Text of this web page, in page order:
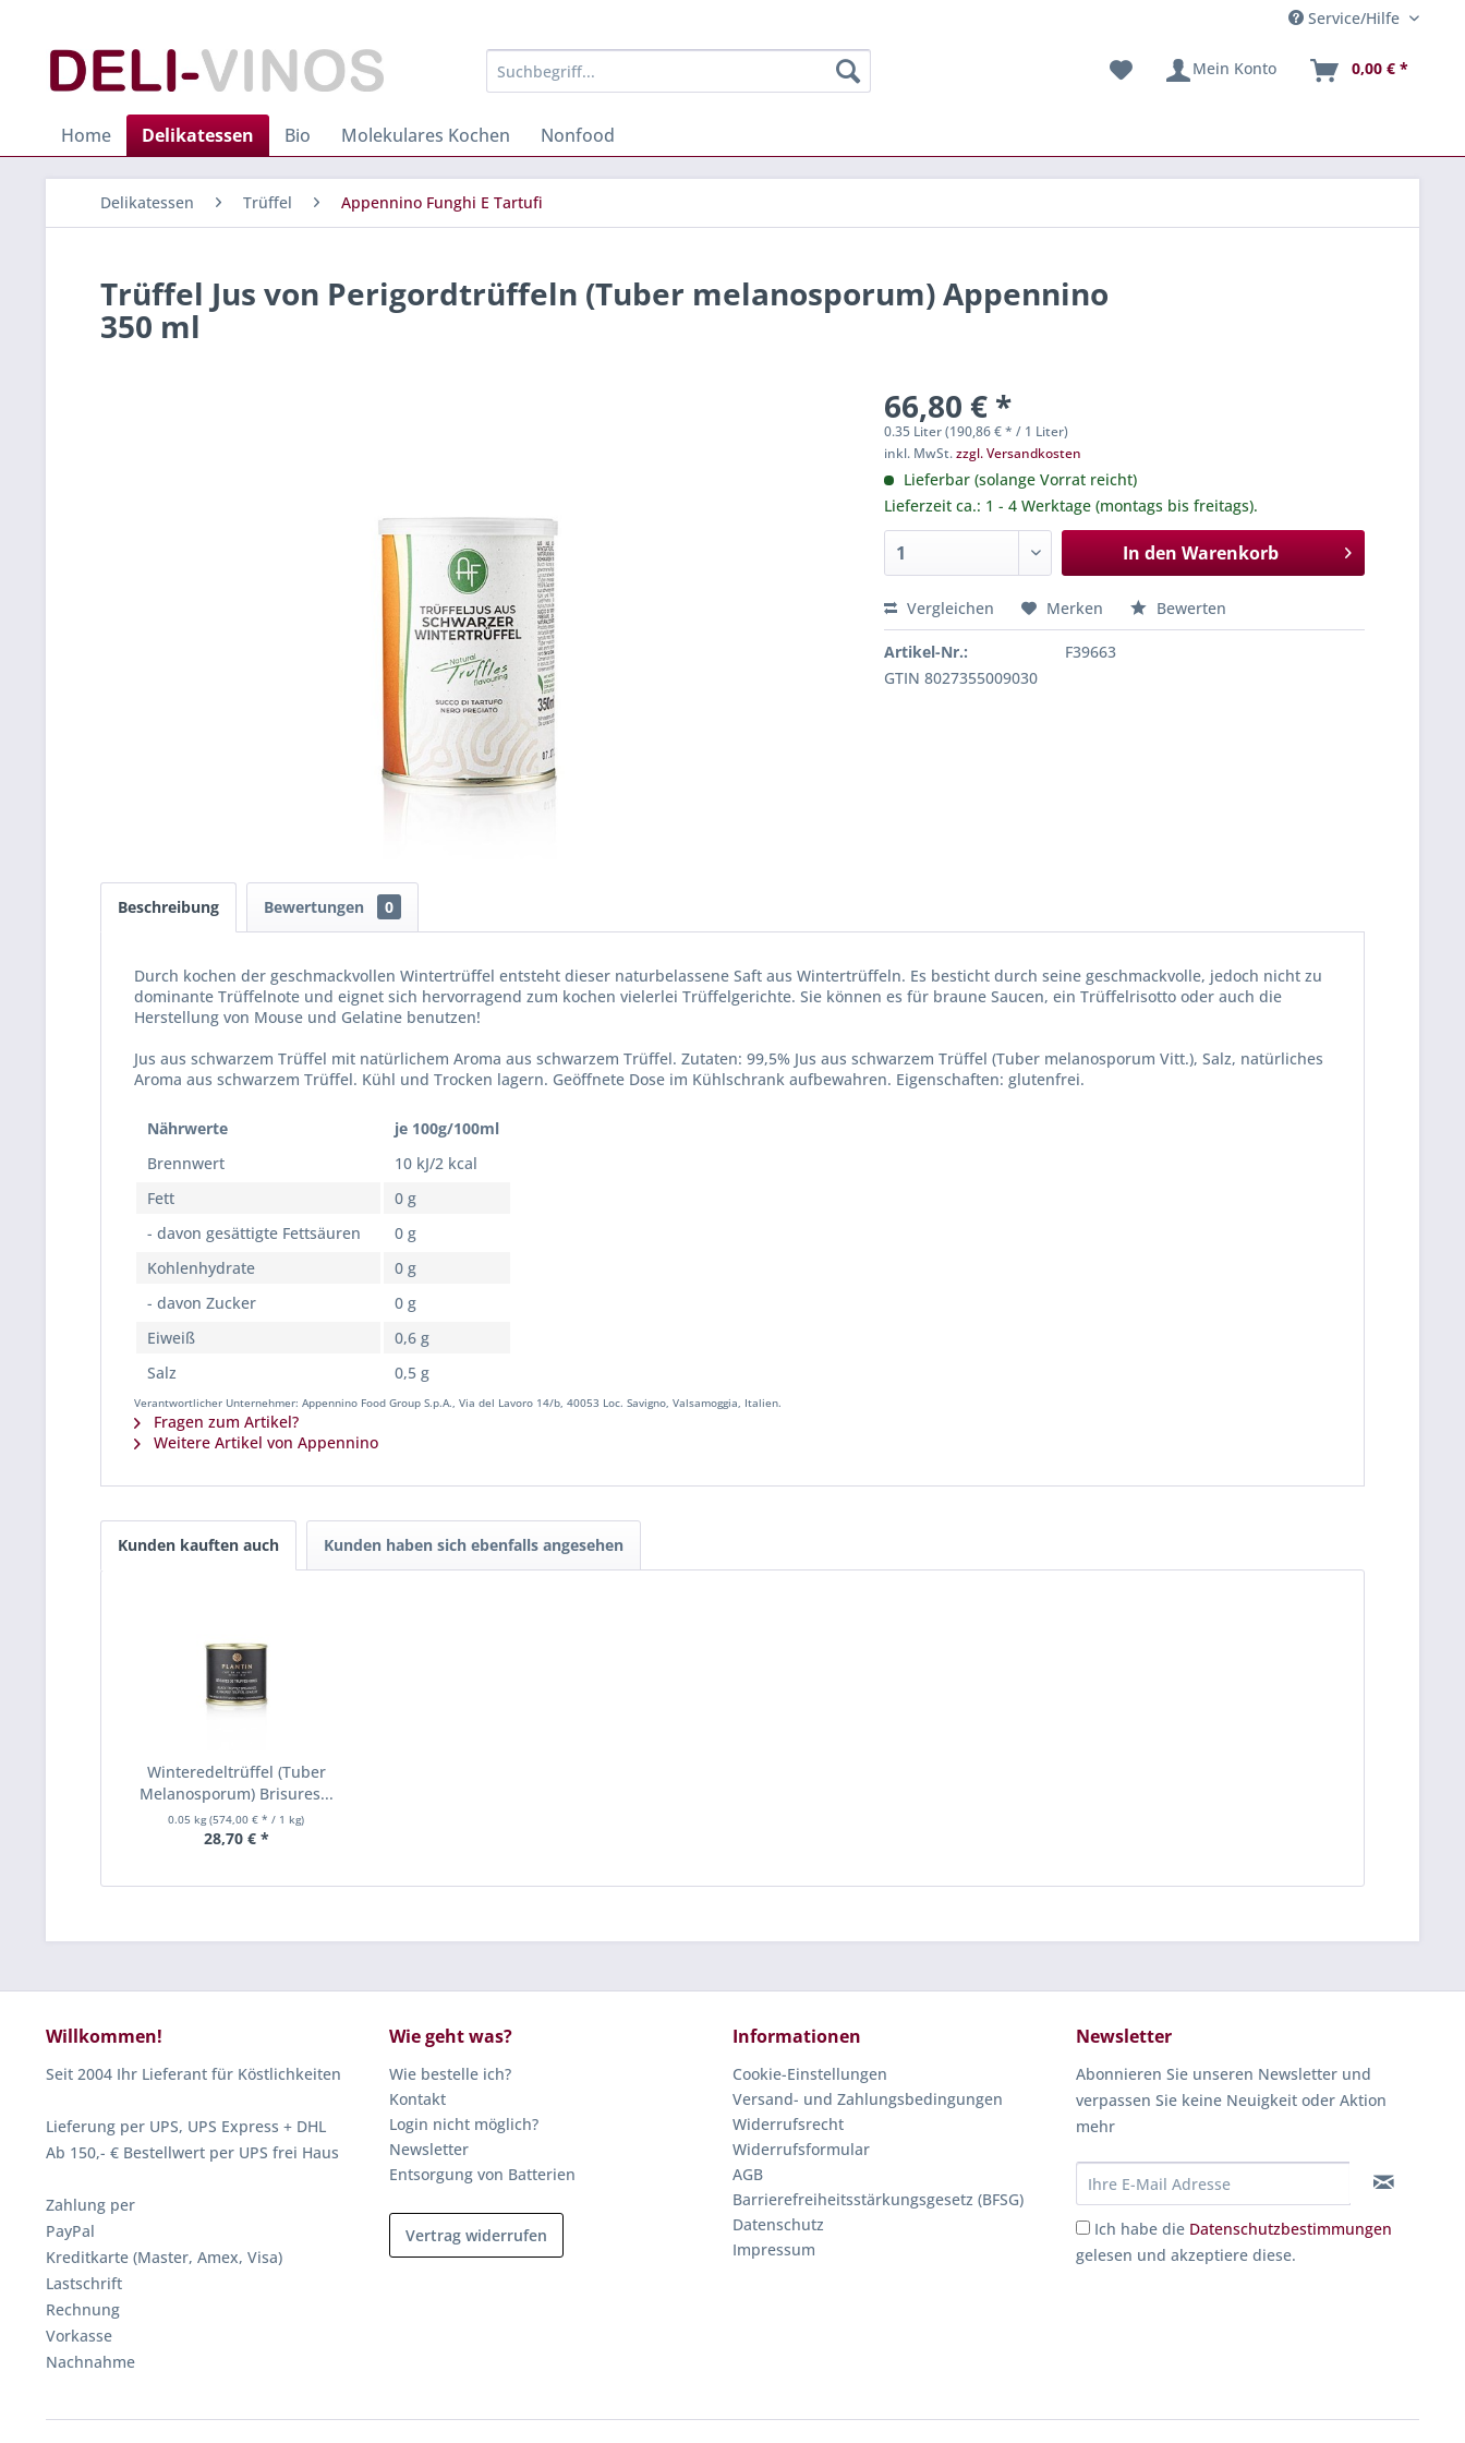
Service/Hilfe
Mein Konto 0,00 € *
Home Delikatessen Bio Molekulares Kochen Nonfood
Delikatessen Trüffel Appennino Funghi E Tartufi
Trüffel Jus von Perigordtrüffeln (Tuber melanosporum) Appennino
350 ml
66,80 € *
0.35 Liter (190,86 € * / 1 Liter)
inkl. MwSt.zzgl. Versandkosten
Lieferbar (solange Vorrat reicht)
Lieferzeit ca.: 1 - 4 Werktage (montags bis freitags).
In den Warenkorb
Vergleichen Merken Bewerten
Artikel-Nr.:
F39663
GTIN 8027355009030
Beschreibung Bewertungen 0
Durch kochen der geschmackvollen Wintertrüffel entsteht dieser naturbelassene Saft aus Wintertrüffeln. Es besticht durch seine geschmackvolle, jedoch nicht zu
dominante Trüffelnote und eignet sich hervorragend zum kochen vielerlei Trüffelgerichte. Sie können es für braune Saucen, ein Trüffelrisotto oder auch die
Herstellung von Mouse und Gelatine benutzen!
Jus aus schwarzem Trüffel mit natürlichem Aroma aus schwarzem Trüffel. Zutaten: 99,5% Jus aus schwarzem Trüffel (Tuber melanosporum Vitt.), Salz, natürliches
Aroma aus schwarzem Trüffel. Kühl und Trocken lagern. Geöffnete Dose im Kühlschrank aufbewahren. Eigenschaften: glutenfrei.
Nährwerte
je 100g/100ml
Brennwert
10 kJ/2 kcal
Fett
0 g
- davon gesättigte Fettsäuren
0 g
Kohlenhydrate
0 g
- davon Zucker
0 g
Eiweiß
0,6 g
Salz
0,5 g
Verantwortlicher Unternehmer: Appennino Food Group S.p.A., Via del Lavoro 14/b, 40053 Loc. Savigno, Valsamoggia, Italien.
Fragen zum Artikel?
Weitere Artikel von Appennino
Kunden kauften auch Kunden haben sich ebenfalls angesehen
Winteredeltrüffel (Tuber
Melanosporum) Brisures...
0.05 kg(574,00 € * / 1 kg)
28,70 € *
Willkommen!
Seit 2004 Ihr Lieferant für Köstlichkeiten
Lieferung per UPS, UPS Express + DHL
Ab 150,- € Bestellwert per UPS frei Haus
Zahlung per
PayPal
Kreditkarte (Master, Amex, Visa)
Lastschrift
Rechnung
Vorkasse
Nachnahme
Wie geht was?
Wie bestelle ich?
Kontakt
Login nicht möglich?
Newsletter
Entsorgung von Batterien
Vertrag widerrufen
Informationen
Cookie-Einstellungen
Versand- und Zahlungsbedingungen
Widerrufsrecht
Widerrufsformular
AGB
Barrierefreiheitsstärkungsgesetz (BFSG)
Datenschutz
Impressum
Newsletter
Abonnieren Sie unseren Newsletter und
verpassen Sie keine Neuigkeit oder Aktion
mehr
Ich habe die Datenschutzbestimmungen
gelesen und akzeptiere diese.